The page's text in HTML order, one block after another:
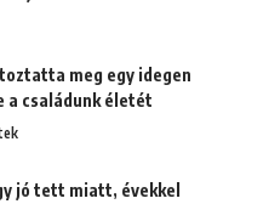
meg egy idegen
a családunk életét
jó tett miatt, évekkel